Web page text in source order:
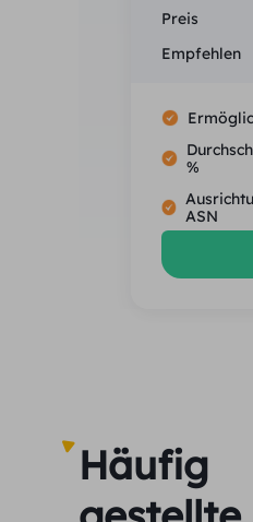
Preis
Empfehlen
%
ASN
Häufig